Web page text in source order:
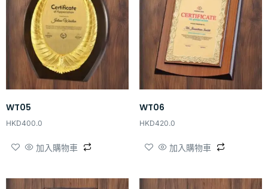
WT05
HKD400.0
加入購物車
WT06
HKD420.0
加入購物車